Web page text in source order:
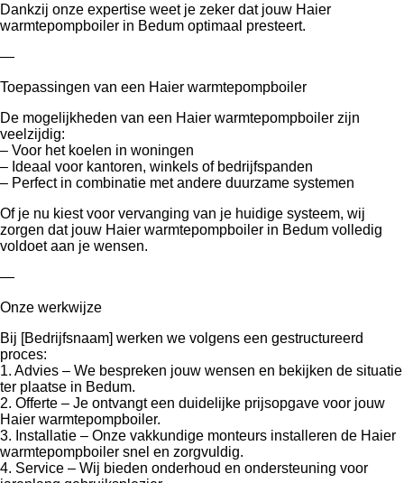
Dankzij onze expertise weet je zeker dat jouw Haier
warmtepompboiler in Bedum optimaal presteert.
—
Toepassingen van een Haier warmtepompboiler
De mogelijkheden van een Haier warmtepompboiler zijn
veelzijdig:
– Voor het koelen in woningen
– Ideaal voor kantoren, winkels of bedrijfspanden
– Perfect in combinatie met andere duurzame systemen
Of je nu kiest voor vervanging van je huidige systeem, wij
zorgen dat jouw Haier warmtepompboiler in Bedum volledig
voldoet aan je wensen.
—
Onze werkwijze
Bij [Bedrijfsnaam] werken we volgens een gestructureerd
proces:
1. Advies – We bespreken jouw wensen en bekijken de situatie
ter plaatse in Bedum.
2. Offerte – Je ontvangt een duidelijke prijsopgave voor jouw
Haier warmtepompboiler.
3. Installatie – Onze vakkundige monteurs installeren de Haier
warmtepompboiler snel en zorgvuldig.
4. Service – Wij bieden onderhoud en ondersteuning voor